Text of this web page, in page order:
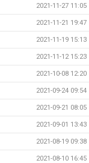
2021-11-27 11:05
2021-11-21 19:47
2021-11-19 15:13
2021-11-12 15:23
2021-10-08 12:20
2021-09-24 09:54
2021-09-21 08:05
2021-09-01 13:43
2021-08-19 09:38
2021-08-10 16:45